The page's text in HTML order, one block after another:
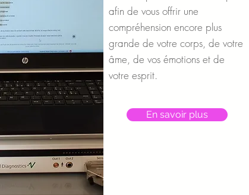
afin de vous offrir une
compréhension encore plus
grande de votre corps, de votre
âme, de vos émotions et de
votre esprit.
En savoir plus